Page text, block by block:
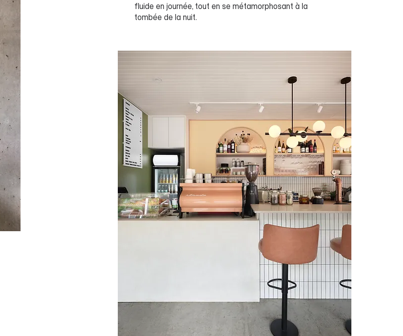
fluide en journée, tout en se métamorphosant à la
tombée de la nuit.